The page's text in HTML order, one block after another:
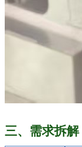
三、需求拆